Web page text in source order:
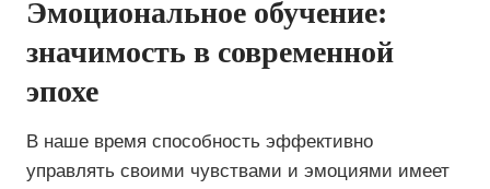
Эмоциональное обучение:
значимость в современной
эпохе
В наше время способность эффективно
управлять своими чувствами и эмоциями имеет